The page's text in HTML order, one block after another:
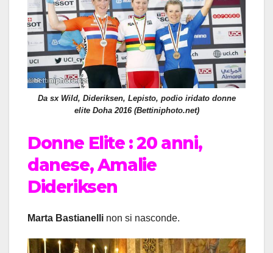
Da sx Wild, Dideriksen, Lepisto, podio iridato donne
elite Doha 2016 (Bettiniphoto.net)
Donne Elite : 20 anni,
danese, Amalie
Dideriksen
Marta Bastianelli non si nasconde.